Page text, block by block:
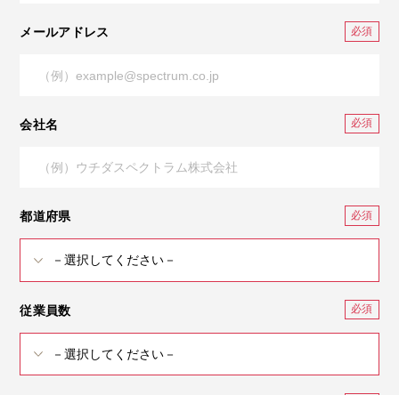
メールアドレス
会社名
都道府県
従業員数